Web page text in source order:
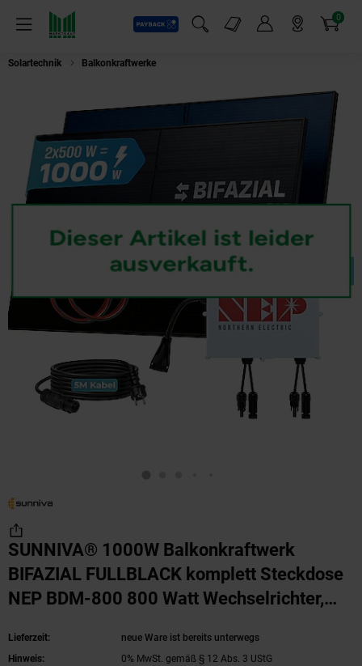
Menü
Payback
Suchfeld einblenden
Markt-Angebote 0
Artikel
Solartechnik Balkonkraftwerke
SUNNIVA® 1000W Balkonkraftwerk
BIFAZIAL FULLBLACK komplett Steckdose
NEP BDM-800 800 Watt Wechselrichter,
Glas Bifacial Solarmodule, 5m Kabel
Lieferzeit:
neue Ware ist bereits unterwegs
Hinweis:
0% MwSt. gemäß § 12 Abs. 3 UStG